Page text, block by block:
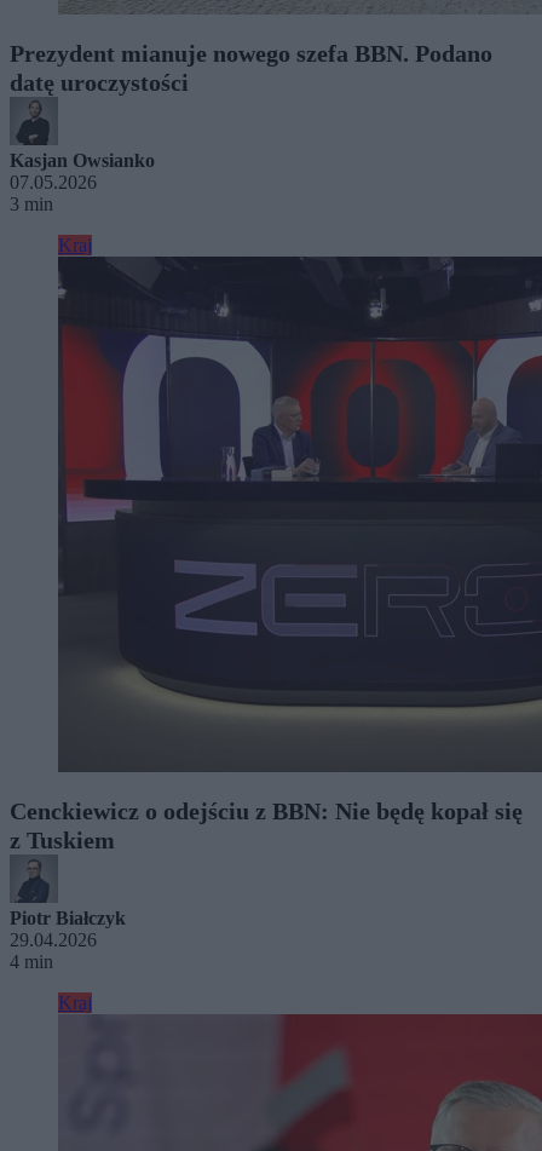
Prezydent mianuje nowego szefa BBN. Podano
datę uroczystości
Kasjan Owsianko
07.05.2026
3 min
Kraj
Cenckiewicz o odejściu z BBN: Nie będę kopał się
z Tuskiem
Piotr Białczyk
29.04.2026
4 min
Kraj